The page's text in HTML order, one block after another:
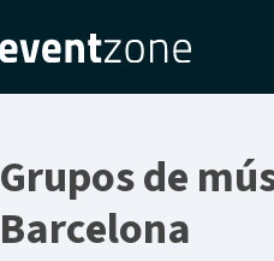
Grupos de
Barcelona